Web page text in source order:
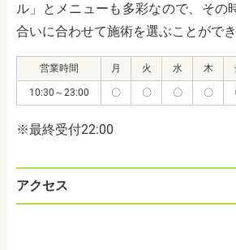
ル」とメニューも多彩なので、その
合いに合わせて施術を選ぶことができ
営業時間 月 火 水 木
10:30～23:00 〇 〇 〇 〇
※最終受付22:00
アクセス